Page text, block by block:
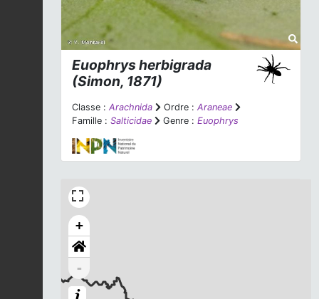
Euophrys herbigrada
(Simon, 1871)
Classe : Arachnida Ordre : Araneae
Famille : Salticidae Genre : Euophrys
+
-